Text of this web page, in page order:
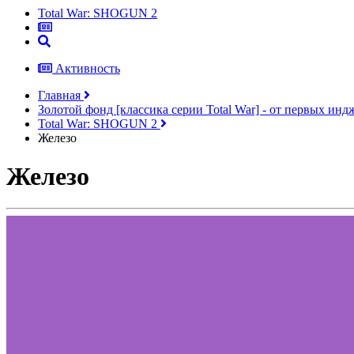
Total War: SHOGUN 2
Активность
Главная
Золотой фонд [классика серии Total War] - от первых
Total War: SHOGUN 2
Железо
Железо